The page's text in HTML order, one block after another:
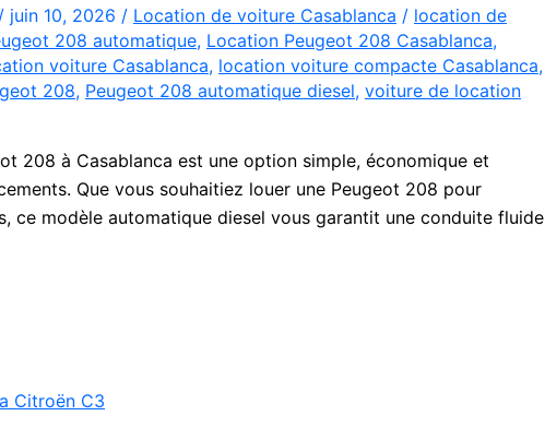
/ juin 10, 2026 / Location de voiture Casablanca / location de
208 automatique, Location Peugeot 208 Casablanca,
voiture Casablanca, location voiture compacte Casablanca,
208, Peugeot 208 automatique diesel, voiture de location
208 à Casablanca est une option simple, économique et
Que vous souhaitiez louer une Peugeot 208 pour
ce modèle automatique diesel vous garantit une conduite fluide